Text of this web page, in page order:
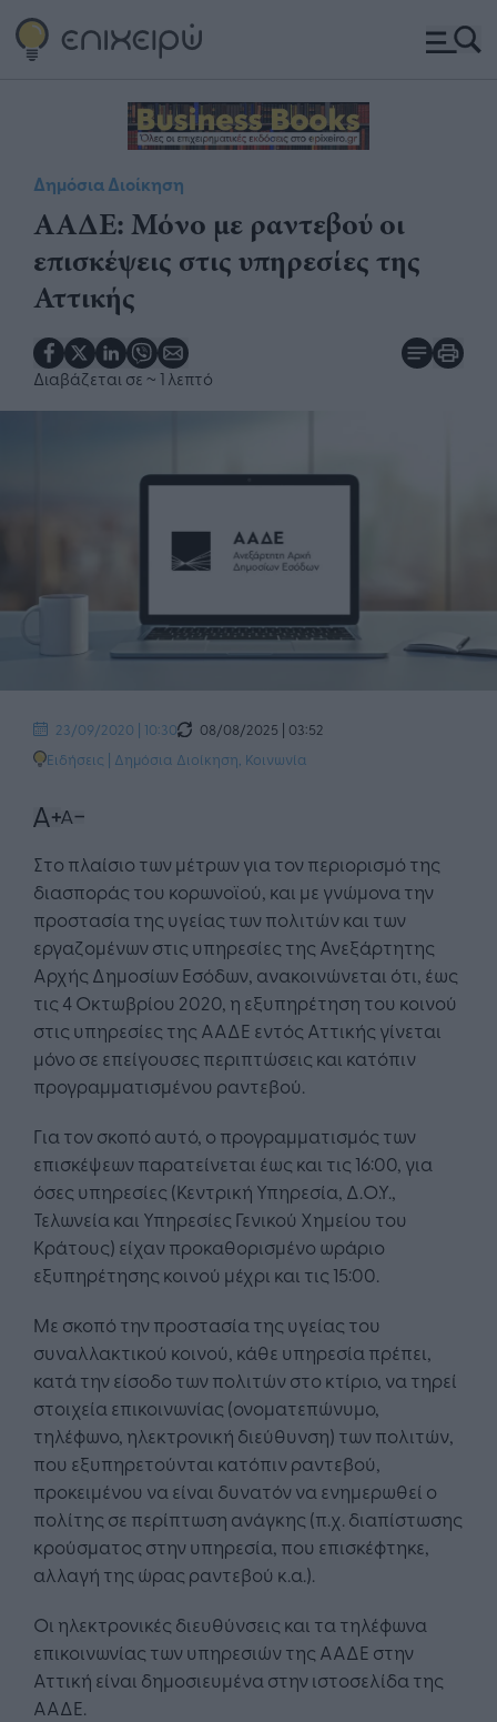
Δημόσια Διοίκηση
ΑΑΔΕ: Μόνο με ραντεβού οι
επισκέψεις στις υπηρεσίες της
Αττικής
Διαβάζεται σε ~ 1 λεπτό
23/09/2020 | 10:30
08/08/2025 | 03:52
Ειδήσεις | Δημόσια Διοίκηση Κοινωνία
Στο πλαίσιο των μέτρων για τον περιορισμό της
διασποράς του κορωνοϊού, και με γνώμονα την
προστασία της υγείας των πολιτών και των
εργαζομένων στις υπηρεσίες της Ανεξάρτητης
Αρχής Δημοσίων Εσόδων, ανακοινώνεται ότι, έως
τις 4 Οκτωβρίου 2020, η εξυπηρέτηση του κοινού
στις υπηρεσίες της ΑΑΔΕ εντός Αττικής γίνεται
μόνο σε επείγουσες περιπτώσεις και κατόπιν
προγραμματισμένου ραντεβού.
Για τον σκοπό αυτό, ο προγραμματισμός των
επισκέψεων παρατείνεται έως και τις 16:00, για
όσες υπηρεσίες (Κεντρική Υπηρεσία, Δ.Ο.Υ.,
Τελωνεία και Υπηρεσίες Γενικού Χημείου του
Κράτους) είχαν προκαθορισμένο ωράριο
εξυπηρέτησης κοινού μέχρι και τις 15:00.
Με σκοπό την προστασία της υγείας του
συναλλακτικού κοινού, κάθε υπηρεσία πρέπει,
κατά την είσοδο των πολιτών στο κτίριο, να τηρεί
στοιχεία επικοινωνίας (ονοματεπώνυμο,
τηλέφωνο, ηλεκτρονική διεύθυνση) των πολιτών,
που εξυπηρετούνται κατόπιν ραντεβού,
προκειμένου να είναι δυνατόν να ενημερωθεί ο
πολίτης σε περίπτωση ανάγκης (π.χ. διαπίστωσης
κρούσματος στην υπηρεσία, που επισκέφτηκε,
αλλαγή της ώρας ραντεβού κ.α.).
Οι ηλεκτρονικές διευθύνσεις και τα τηλέφωνα
επικοινωνίας των υπηρεσιών της ΑΑΔΕ στην
Αττική είναι δημοσιευμένα στην ιστοσελίδα της
ΑΑΔΕ.